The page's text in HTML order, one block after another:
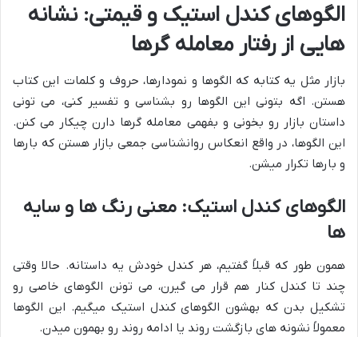
الگوهای کندل استیک و قیمتی: نشانه
هایی از رفتار معامله گرها
بازار مثل یه کتابه که الگوها و نمودارها، حروف و کلمات این کتاب
هستن. اگه بتونی این الگوها رو بشناسی و تفسیر کنی، می تونی
داستان بازار رو بخونی و بفهمی معامله گرها دارن چیکار می کنن.
این الگوها، در واقع انعکاس روانشناسی جمعی بازار هستن که بارها
و بارها تکرار میشن.
الگوهای کندل استیک: معنی رنگ ها و سایه
ها
همون طور که قبلاً گفتیم، هر کندل خودش یه داستانه. حالا وقتی
چند تا کندل کنار هم قرار می گیرن، می تونن الگوهای خاصی رو
تشکیل بدن که بهشون الگوهای کندل استیک میگیم. این الگوها
معمولاً نشونه های بازگشت روند یا ادامه روند رو بهمون میدن.